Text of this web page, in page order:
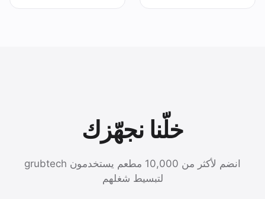
خلّنا نجهّزك
انضم لأكثر من 10,000 مطعم يستخدمون grubtech
لتبسيط شغلهم